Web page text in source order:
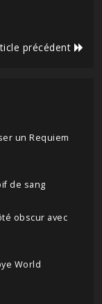
précédent
un Requiem
de sang
obscur avec
World